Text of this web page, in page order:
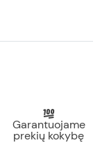
Garantuojame
prekių kokybę